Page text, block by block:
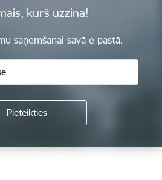
kurš uzzina!
saņemšanai savā e-pastā.